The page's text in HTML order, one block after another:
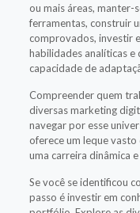
ou mais áreas, manter-
ferramentas, construir
comprovados, investir
habilidades analíticas e
capacidade de
Compreender quem
diversas marketing
navegar por esse
oferece um leque
uma carreira dinâmica
Se você se identificou
passo é investir em